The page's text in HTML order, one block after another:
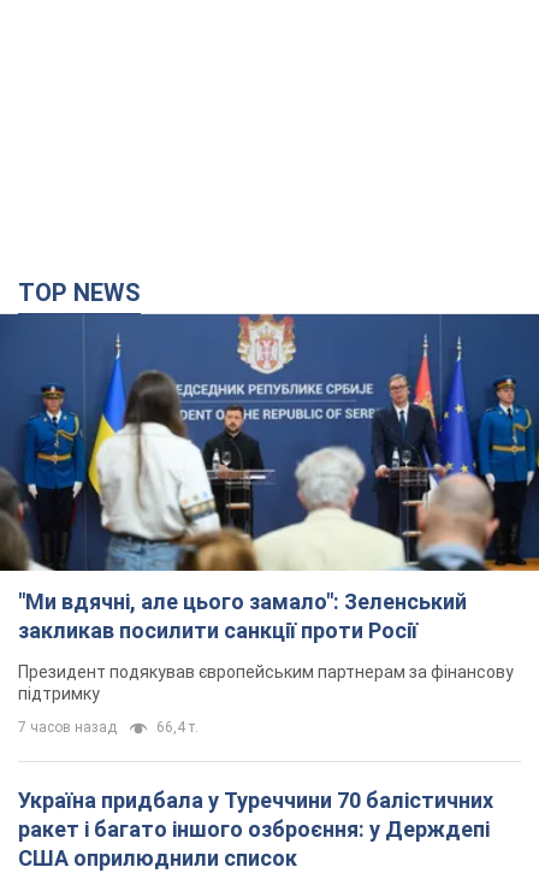
"Ми вдячні, але цього замало": Зеленський
закликав посилити санкції проти Росії
Президент подякував європейським партнерам за фінансову
підтримку
7 часов назад 66,4 т.
Україна придбала у Туреччини 70 балістичних
ракет і багато іншого озброєння: у Держдепі
США оприлюднили список
4 часа назад
"Нас почули на одне вухо": у містах України 24-й
день поспіль тривають мітинги на підтримку
Антиурядові виступи з вимогою повернути Федорова досі
тривають
4 часа назад 3,6 т.